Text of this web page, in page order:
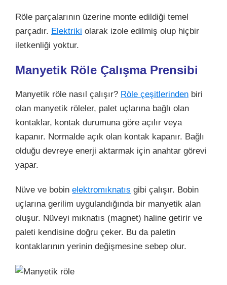
Röle parçalarının üzerine monte edildiği temel
parçadır. Elektriki olarak izole edilmiş olup hiçbir
iletkenliği yoktur.
Manyetik Röle Çalışma Prensibi
Manyetik röle nasıl çalışır? Röle çeşitlerinden biri
olan manyetik röleler, palet uçlarına bağlı olan
kontaklar, kontak durumuna göre açılır veya
kapanır. Normalde açık olan kontak kapanır. Bağlı
olduğu devreye enerji aktarmak için anahtar görevi
yapar.
Nüve ve bobin elektromıknatıs gibi çalışır. Bobin
uçlarına gerilim uygulandığında bir manyetik alan
oluşur. Nüveyi mıknatıs (magnet) haline getirir ve
paleti kendisine doğru çeker. Bu da paletin
kontaklarının yerinin değişmesine sebep olur.